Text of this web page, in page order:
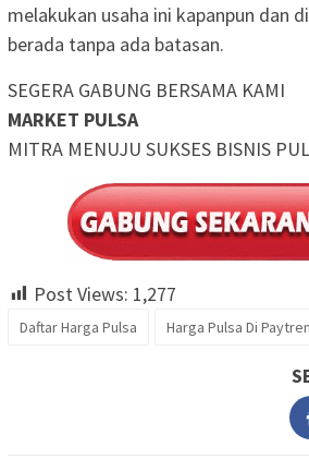
melakukan usaha ini kapanpun dan
berada tanpa ada batasan.
SEGERA GABUNG BERSAMA KAMI
MARKET PULSA
MITRA MENUJU SUKSES BISNIS
Post Views: 1,277
Daftar Harga Pulsa Harga Pulsa Di Paytren